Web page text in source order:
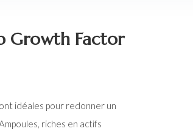
Growth Factor
idéales pour redonner un
riches en actifs